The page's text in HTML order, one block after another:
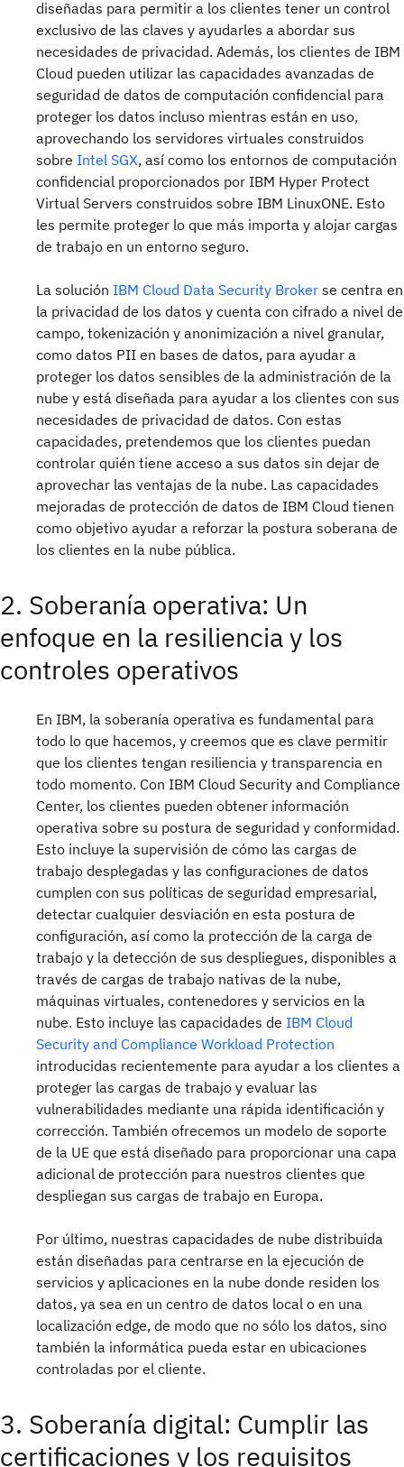
diseñadas para permitir a los clientes tener un control
exclusivo de las claves y ayudarles a abordar sus
necesidades de privacidad. Además, los clientes de IBM
Cloud pueden utilizar las capacidades avanzadas de
seguridad de datos de computación confidencial para
proteger los datos incluso mientras están en uso,
aprovechando los servidores virtuales construidos
sobre Intel SGX, así como los entornos de computación
confidencial proporcionados por IBM Hyper Protect
Virtual Servers construidos sobre IBM LinuxONE. Esto
les permite proteger lo que más importa y alojar cargas
de trabajo en un entorno seguro.
La solución IBM Cloud Data Security Broker se centra en
la privacidad de los datos y cuenta con cifrado a nivel de
campo, tokenización y anonimización a nivel granular,
como datos PII en bases de datos, para ayudar a
proteger los datos sensibles de la administración de la
nube y está diseñada para ayudar a los clientes con sus
necesidades de privacidad de datos. Con estas
capacidades, pretendemos que los clientes puedan
controlar quién tiene acceso a sus datos sin dejar de
aprovechar las ventajas de la nube. Las capacidades
mejoradas de protección de datos de IBM Cloud tienen
como objetivo ayudar a reforzar la postura soberana de
los clientes en la nube pública.
2. Soberanía operativa: Un
enfoque en la resiliencia y los
controles operativos
En IBM, la soberanía operativa es fundamental para
todo lo que hacemos, y creemos que es clave permitir
que los clientes tengan resiliencia y transparencia en
todo momento. Con IBM Cloud Security and Compliance
Center, los clientes pueden obtener información
operativa sobre su postura de seguridad y conformidad.
Esto incluye la supervisión de cómo las cargas de
trabajo desplegadas y las configuraciones de datos
cumplen con sus políticas de seguridad empresarial,
detectar cualquier desviación en esta postura de
configuración, así como la protección de la carga de
trabajo y la detección de sus despliegues, disponibles a
través de cargas de trabajo nativas de la nube,
máquinas virtuales, contenedores y servicios en la
nube. Esto incluye las capacidades de IBM Cloud
Security and Compliance Workload Protection
introducidas recientemente para ayudar a los clientes a
proteger las cargas de trabajo y evaluar las
vulnerabilidades mediante una rápida identificación y
corrección. También ofrecemos un modelo de soporte
de la UE que está diseñado para proporcionar una capa
adicional de protección para nuestros clientes que
despliegan sus cargas de trabajo en Europa.
Por último, nuestras capacidades de nube distribuida
están diseñadas para centrarse en la ejecución de
servicios y aplicaciones en la nube donde residen los
datos, ya sea en un centro de datos local o en una
localización edge, de modo que no sólo los datos, sino
también la informática pueda estar en ubicaciones
controladas por el cliente.
3. Soberanía digital: Cumplir las
certificaciones y los requisitos